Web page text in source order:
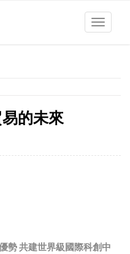
Toggle
的未來
勢 共建世界級國際科創中